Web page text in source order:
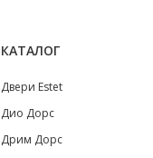
КАТАЛОГ
Двери Estet
Дио Дорс
Дрим Дорс